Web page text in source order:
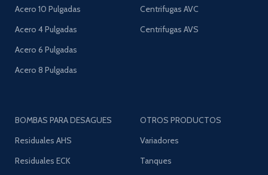
Acero 10 Pulgadas
Acero 4 Pulgadas
Acero 6 Pulgadas
Acero 8 Pulgadas
Centrifugas AVC
Centrifugas AVS
BOMBAS PARA DESAGUES
Residuales AHS
Residuales ECK
OTROS PRODUCTOS
Variadores
Tanques